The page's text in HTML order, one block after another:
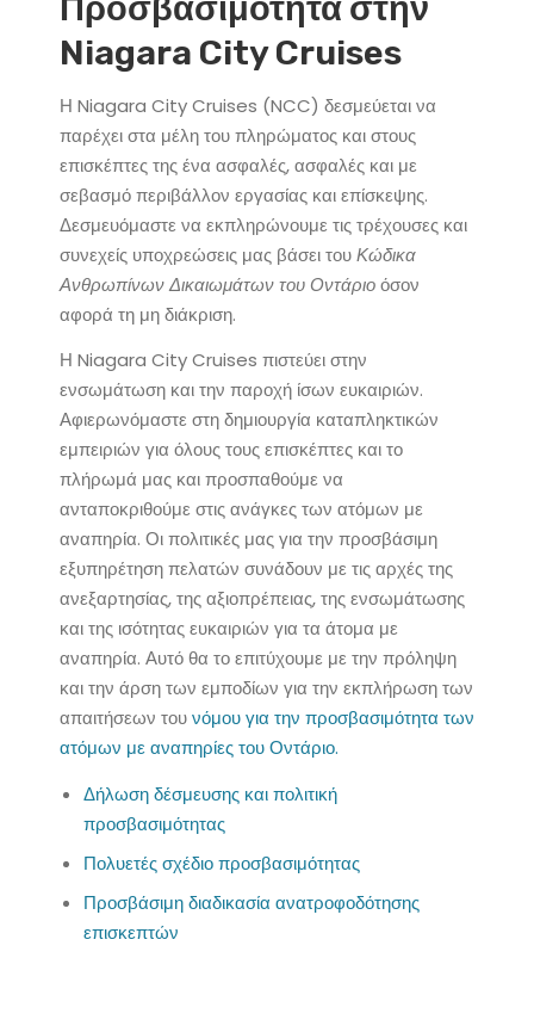
Προσβασιμότητα στην
Niagara City Cruises
Η Niagara City Cruises (NCC) δεσμεύεται να
παρέχει στα μέλη του πληρώματος και στους
επισκέπτες της ένα ασφαλές, ασφαλές και με
σεβασμό περιβάλλον εργασίας και επίσκεψης.
Δεσμευόμαστε να εκπληρώνουμε τις τρέχουσες και
συνεχείς υποχρεώσεις μας βάσει τουΚώδικα
Ανθρωπίνων Δικαιωμάτων του Οντάριοόσον
αφορά τη μη διάκριση.
Η Niagara City Cruises πιστεύει στην
ενσωμάτωση και την παροχή ίσων ευκαιριών.
Αφιερωνόμαστε στη δημιουργία καταπληκτικών
εμπειριών για όλους τους επισκέπτες και το
πλήρωμά μας και προσπαθούμε να
ανταποκριθούμε στις ανάγκες των ατόμων με
αναπηρία. Οι πολιτικές μας για την προσβάσιμη
εξυπηρέτηση πελατών συνάδουν με τις αρχές της
ανεξαρτησίας, της αξιοπρέπειας, της ενσωμάτωσης
και της ισότητας ευκαιριών για τα άτομα με
αναπηρία. Αυτό θα το επιτύχουμε με την πρόληψη
και την άρση των εμποδίων για την εκπλήρωση των
απαιτήσεων τουνόμου για την προσβασιμότητα των
ατόμων με αναπηρίες του Οντάριο.
Δήλωση δέσμευσης και πολιτική
προσβασιμότητας
Πολυετές σχέδιο προσβασιμότητας
Προσβάσιμη διαδικασία ανατροφοδότησης
επισκεπτών